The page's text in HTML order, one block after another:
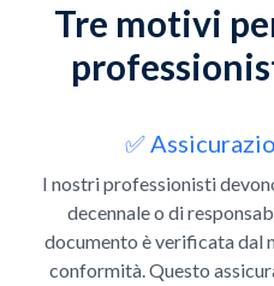
Tre motivi
Slide 1 of 3
✅
I nostri professionisti
decennale o di
documento è verificata dal
conformità. Questo